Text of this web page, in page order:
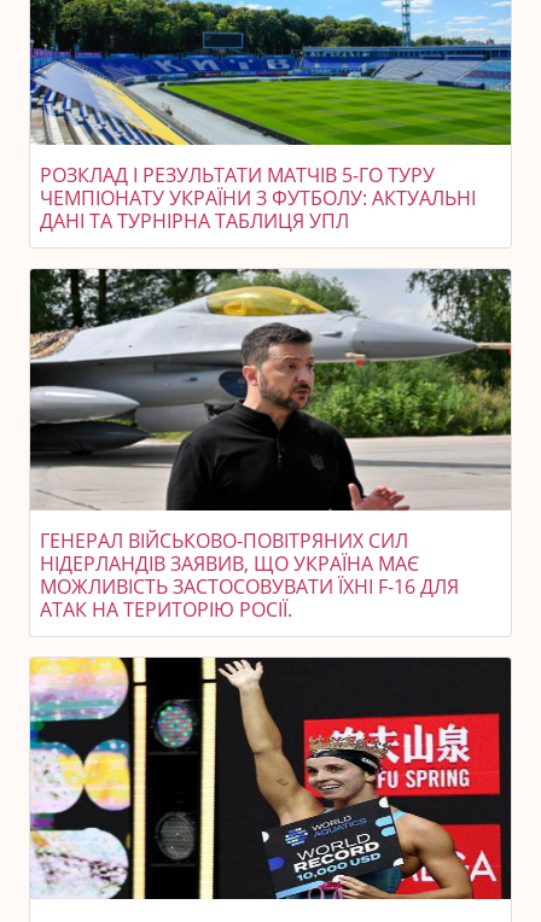
РОЗКЛАД І РЕЗУЛЬТАТИ МАТЧІВ 5-ГО ТУРУ
ЧЕМПІОНАТУ УКРАЇНИ З ФУТБОЛУ: АКТУАЛЬНІ
ДАНІ ТА ТУРНІРНА ТАБЛИЦЯ УПЛ
ГЕНЕРАЛ ВІЙСЬКОВО-ПОВІТРЯНИХ СИЛ
НІДЕРЛАНДІВ ЗАЯВИВ, ЩО УКРАЇНА МАЄ
МОЖЛИВІСТЬ ЗАСТОСОВУВАТИ ЇХНІ F-16 ДЛЯ
АТАК НА ТЕРИТОРІЮ РОСІЇ.